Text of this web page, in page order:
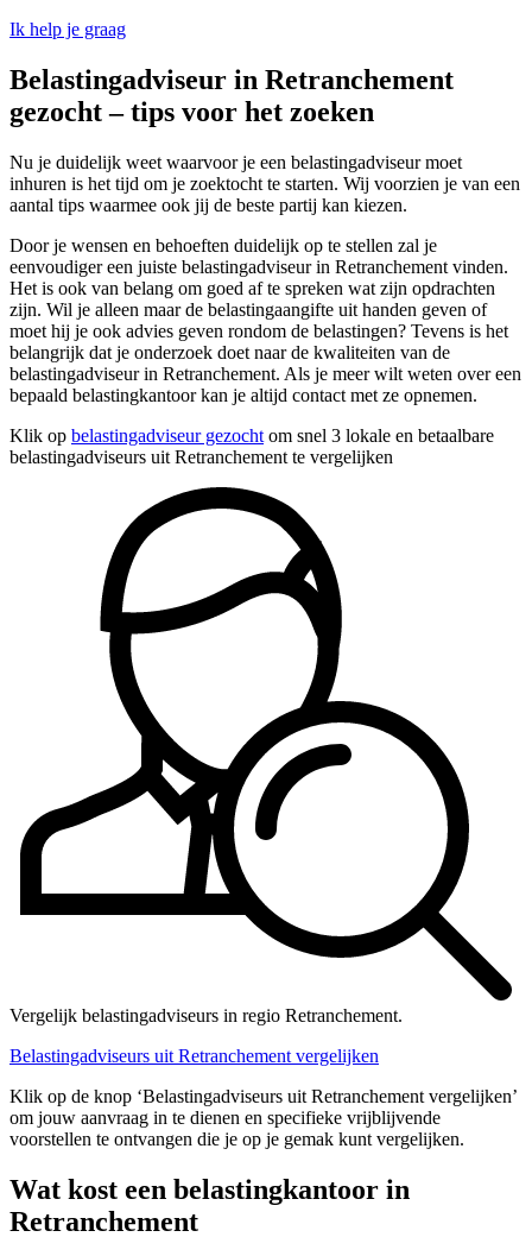
Ik help je graag
Belastingadviseur in Retranchement
gezocht – tips voor het zoeken
Nu je duidelijk weet waarvoor je een belastingadviseur moet
inhuren is het tijd om je zoektocht te starten. Wij voorzien je van een
aantal tips waarmee ook jij de beste partij kan kiezen.
Door je wensen en behoeften duidelijk op te stellen zal je
eenvoudiger een juiste belastingadviseur in Retranchement vinden.
Het is ook van belang om goed af te spreken wat zijn opdrachten
zijn. Wil je alleen maar de belastingaangifte uit handen geven of
moet hij je ook advies geven rondom de belastingen? Tevens is het
belangrijk dat je onderzoek doet naar de kwaliteiten van de
belastingadviseur in Retranchement. Als je meer wilt weten over een
bepaald belastingkantoor kan je altijd contact met ze opnemen.
Klik op belastingadviseur gezocht om snel 3 lokale en betaalbare
belastingadviseurs uit Retranchement te vergelijken
Vergelijk belastingadviseurs in regio Retranchement.
Belastingadviseurs uit Retranchement vergelijken
Klik op de knop ‘Belastingadviseurs uit Retranchement vergelijken’
om jouw aanvraag in te dienen en specifieke vrijblijvende
voorstellen te ontvangen die je op je gemak kunt vergelijken.
Wat kost een belastingkantoor in
Retranchement